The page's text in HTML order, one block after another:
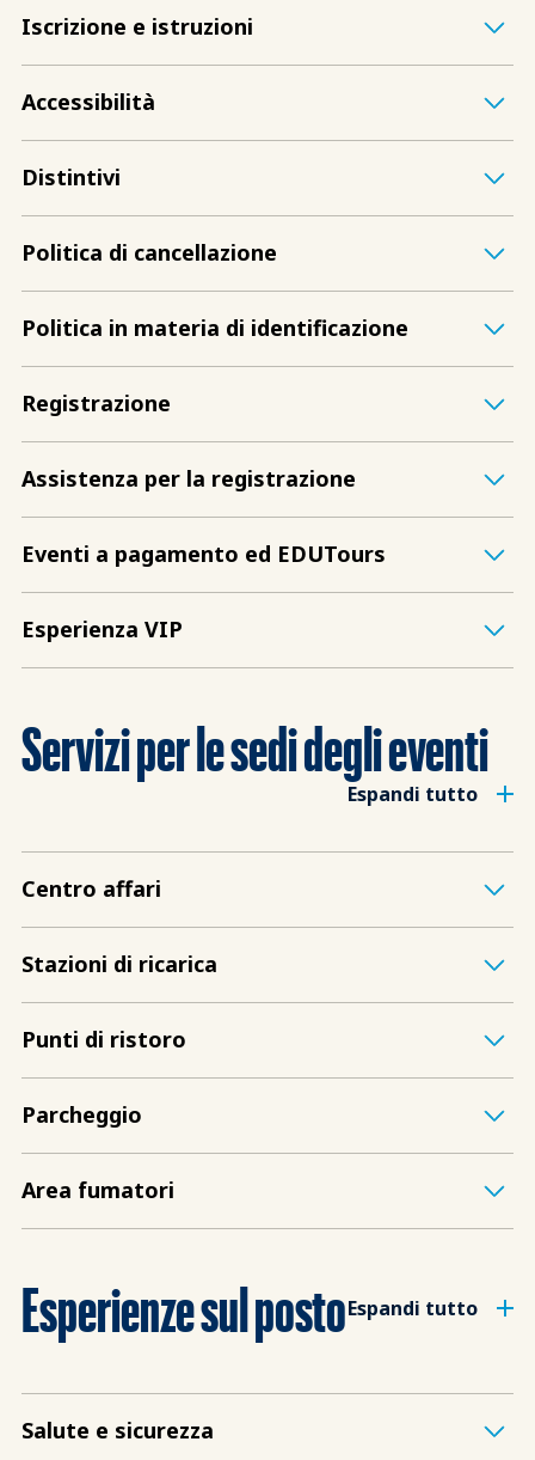
Iscrizione e istruzioni
Accessibilità
Distintivi
Politica di cancellazione
Politica in materia di identificazione
Registrazione
Assistenza per la registrazione
Eventi a pagamento ed EDUTours
Esperienza VIP
Servizi per le sedi degli eventi
Espandi tutto
Centro affari
Stazioni di ricarica
Punti di ristoro
Parcheggio
Area fumatori
Esperienze sul postoEspandi tutto
Salute e sicurezza